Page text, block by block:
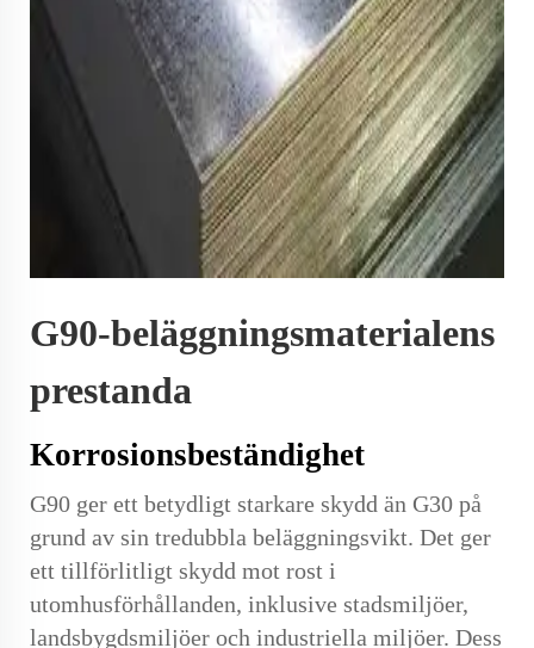
G90-beläggningsmaterialens
prestanda
Korrosionsbeständighet
G90 ger ett betydligt starkare skydd än G30 på
grund av sin tredubbla beläggningsvikt. Det ger
ett tillförlitligt skydd mot rost i
utomhusförhållanden, inklusive stadsmiljöer,
landsbygdsmiljöer och industriella miljöer. Dess